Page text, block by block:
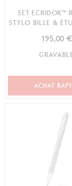
SET ECRIDOR™
STYLO BILLE &
195,00 €
ACHAT